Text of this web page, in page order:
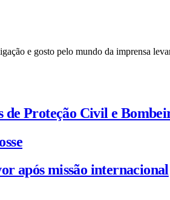
e gosto pelo mundo da imprensa
Proteção Civil e
após missão internacional